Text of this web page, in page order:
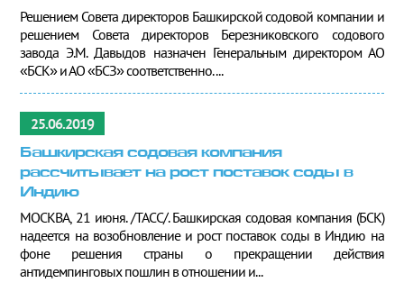
Решением Совета директоров Башкирской содовой компании и
решением Совета директоров Березниковского содового
завода Э.М. Давыдов назначен Генеральным директором АО
«БСК» и АО «БСЗ» соответственно. ...
25.06.2019
Башкирская содовая компания
рассчитывает на рост поставок соды в
Индию
МОСКВА, 21 июня. /ТАСС/. Башкирская содовая компания (БСК)
надеется на возобновление и рост поставок соды в Индию на
фоне решения страны о прекращении действия
антидемпинговых пошлин в отношении и...